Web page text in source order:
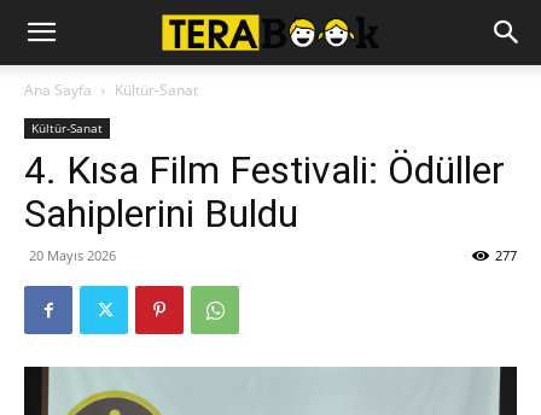
Ana Sayfa Kültür-Sanat
Kültür-Sanat
4. Kısa Film Festivali: Ödüller
Sahiplerini Buldu
20 Mayıs 2026 277